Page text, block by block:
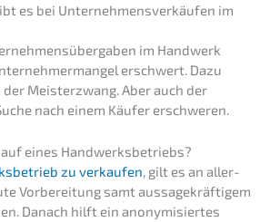
es bei Unter­neh­mens­ver­käu­fen im
im Handwerk
erschwert. Dazu
Meister­zwang. Aber auch der
nach einem Käufer erschweren.
eines Handwerksbetriebs?
zu verkau­fen, gilt es an aller­
Vorbe­rei­tung samt aussa­ge­kräf­ti­gem
Danach hilft ein anony­mi­sier­tes